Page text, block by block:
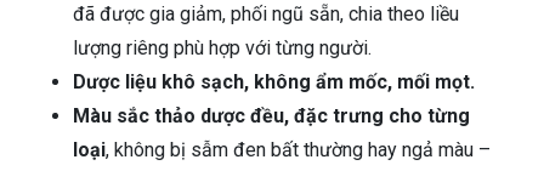
đã được gia giảm, phối ngũ sẵn, chia theo liều
lượng riêng phù hợp với từng người.
Dược liệu khô sạch, không ẩm mốc, mối mọt.
Màu sắc thảo dược đều, đặc trưng cho từng
loại, không bị sẫm đen bất thường hay ngả màu –